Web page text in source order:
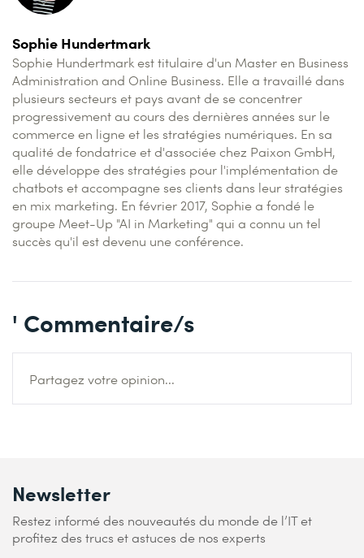
Sophie Hundertmark
Sophie Hundertmark est titulaire d'un Master en Business
Administration and Online Business. Elle a travaillé dans
plusieurs secteurs et pays avant de se concentrer
progressivement au cours des dernières années sur le
commerce en ligne et les stratégies numériques. En sa
qualité de fondatrice et d'associée chez Paixon GmbH,
elle développe des stratégies pour l'implémentation de
chatbots et accompagne ses clients dans leur stratégies
en mix marketing. En février 2017, Sophie a fondé le
groupe Meet-Up "AI in Marketing" qui a connu un tel
succès qu'il est devenu une conférence.
' Commentaire/s
Partagez votre opinion...
Newsletter
Restez informé des nouveautés du monde de l’IT et
profitez des trucs et astuces de nos experts